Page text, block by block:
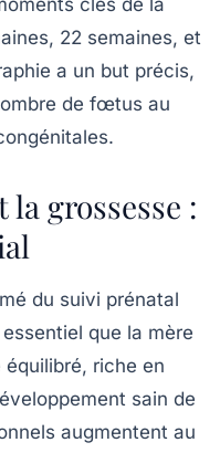
clés de la
22 semaines, et
a un but précis,
de fœtus au
grossesse :
du suivi prénatal
que la mère
riche en
sain de
augmentent au